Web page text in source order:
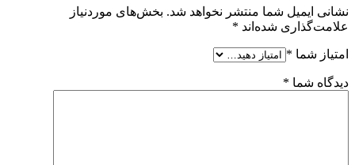
نشانی ایمیل شما منتشر نخواهد شد. بخش‌های موردنیاز
علامت‌گذاری شده‌اند *
امتیاز شما *
دیدگاه شما *